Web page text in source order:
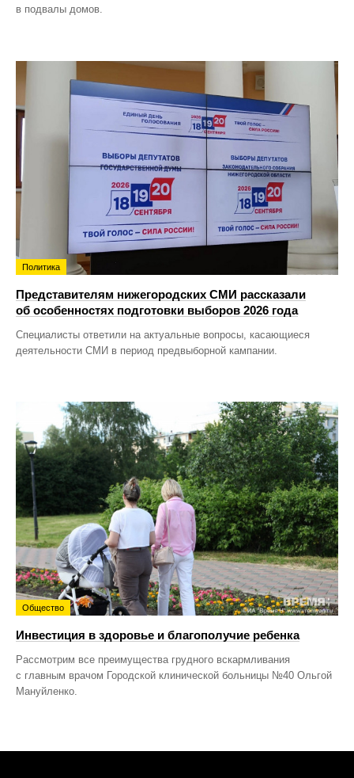
в подвалы домов.
Политика
Представителям нижегородских СМИ рассказали
об особенностях подготовки выборов 2026 года
Специалисты ответили на актуальные вопросы, касающиеся
деятельности СМИ в период предвыборной кампании.
Общество
Инвестиция в здоровье и благополучие ребенка
Рассмотрим все преимущества грудного вскармливания
с главным врачом Городской клинической больницы №40 Ольгой
Мануйленко.